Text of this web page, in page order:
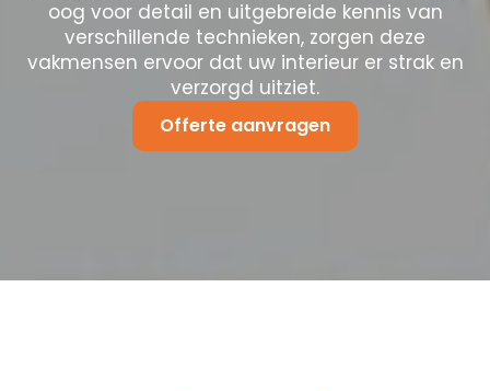
oog voor detail en uitgebreide kennis van
verschillende technieken, zorgen deze
vakmensen ervoor dat uw interieur er strak en
verzorgd uitziet.
Offerte aanvragen